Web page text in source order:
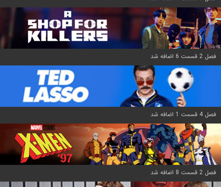
فصل 2 قسمت 6 اضافه شد
فصل 4 قسمت 1 اضافه شد
فصل 2 قسمت 8 اضافه شد